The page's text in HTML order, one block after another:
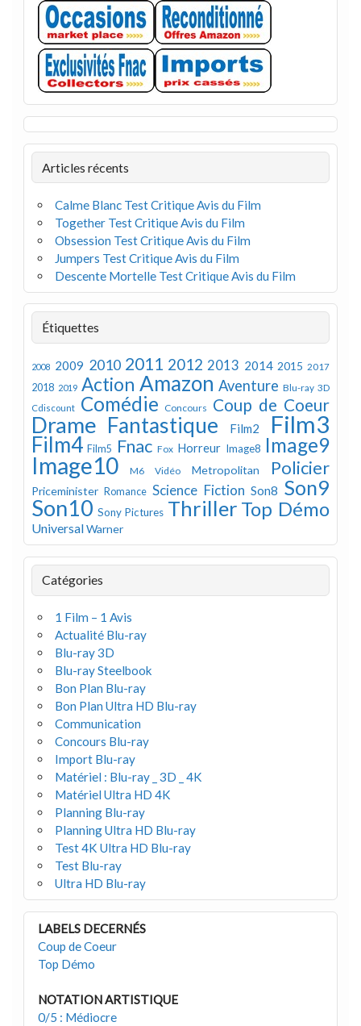
Articles récents
Calme Blanc Test Critique Avis du Film
Together Test Critique Avis du Film
Obsession Test Critique Avis du Film
Jumpers Test Critique Avis du Film
Descente Mortelle Test Critique Avis du Film
Étiquettes
2008 2009 2010 2011 2012 2013 2014 2015 2017
2018 2019 Action Amazon Aventure Blu-ray 3D
Cdiscount Comédie Concours Coup de Coeur
Drame Fantastique Film2 Film3
Film4 Film5 Fnac Fox Horreur Image8 Image9
Image10 M6 Vidéo Metropolitan Policier
Priceminister Romance Science Fiction Son8 Son9
Son10 Sony Pictures Thriller Top Démo
UniversalWarner
Catégories
1 Film – 1 Avis
Actualité Blu-ray
Blu-ray 3D
Blu-ray Steelbook
Bon Plan Blu-ray
Bon Plan Ultra HD Blu-ray
Communication
Concours Blu-ray
Import Blu-ray
Matériel : Blu-ray _ 3D _ 4K
Matériel Ultra HD 4K
Planning Blu-ray
Planning Ultra HD Blu-ray
Test 4K Ultra HD Blu-ray
Test Blu-ray
Ultra HD Blu-ray
LABELS DECERNÉS
Coup de Coeur
Top Démo
NOTATION ARTISTIQUE
0/5 : Médiocre